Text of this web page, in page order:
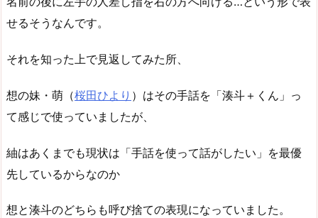
せるそうなんです。
それを知った上で見返してみた所、
想の妹・萌（桜田ひより ）はその手話を「湊斗＋くん」っ
て感じで使っていましたが、
紬はあくまでも現状は「手話を使って話がしたい」を最優
先しているからなのか
想と湊斗のどちらも呼び捨ての表現になっていました。